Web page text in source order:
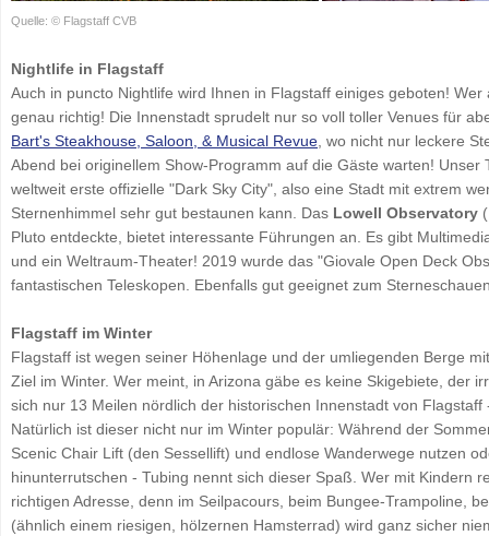
Quelle: © Flagstaff CVB
Nightlife in Flagstaff
Auch in puncto Nightlife wird Ihnen in Flagstaff einiges geboten!
genau richtig! Die Innenstadt sprudelt nur so voll toller Venues für
Bart's Steakhouse, Saloon, & Musical Revue , wo nicht nur leckere
Abend bei originellem Show-Programm auf die Gäste warten!
weltweit erste offizielle "Dark Sky City", also eine Stadt mit extrem
Sternenhimmel sehr gut bestaunen kann. Das Lowell Observatory
Pluto entdeckte, bietet interessante Führungen an. Es gibt
und ein Weltraum-Theater! 2019 wurde das "Giovale Open Deck
fantastischen Teleskopen. Ebenfalls gut geeignet zum
Flagstaff im Winter
Flagstaff ist wegen seiner Höhenlage und der umliegenden Berge
Ziel im Winter. Wer meint, in Arizona gäbe es keine Skigebiete, der
sich nur 13 Meilen nördlich der historischen Innenstadt von
Natürlich ist dieser nicht nur im Winter populär: Während der
Scenic Chair Lift (den Sessellift) und endlose Wanderwege nutzen
hinunterrutschen - Tubing nennt sich dieser Spaß. Wer mit Kindern
richtigen Adresse, denn im Seilpacours, beim Bungee-Trampoline,
(ähnlich einem riesigen, hölzernen Hamsterrad) wird ganz sicher